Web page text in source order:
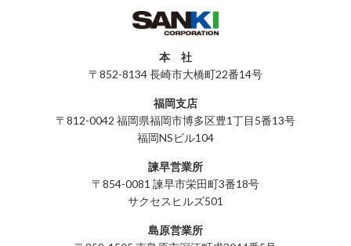
本 社
〒852-8134 長崎市大橋町22番14号
福岡支店
〒812-0042 福岡県福岡市博多区豊1丁目5番13号
福岡NSビル104
諫早営業所
〒854-0081 諫早市栄田町3番18号
サクセスヒルズ501
島原営業所